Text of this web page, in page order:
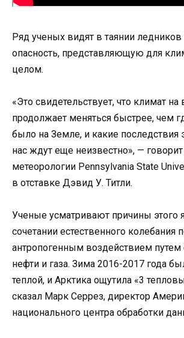
Ряд ученых видят в таянии
опасность, представляющую для
целом.
«Это свидетельствует, что климат
продолжает меняться быстрее, чем
было на Земле, и какие последствия
нас ждут еще неизвестно», —
метеорологии Pennsylvania State
в отставке Дэвид У. Титли.
Ученые усматривают причины этого
сочетании естественного колебания
антропогенным воздействием путем
нефти и газа. Зима 2016-2017 года
теплой, и Арктика ощутила «3
сказал Марк Серрез, директор
национального центра обработки